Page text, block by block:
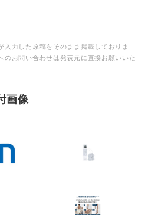
入力した原稿をそのまま掲載しておりま
のお問い合わせは発表元に直接お願いいた
画像